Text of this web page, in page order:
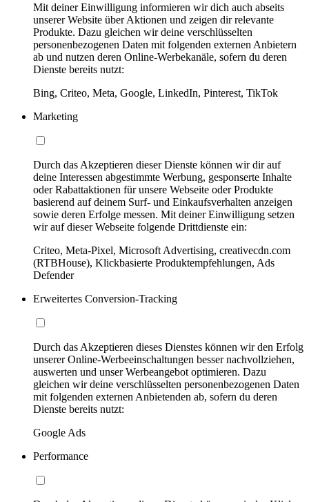
Mit deiner Einwilligung informieren wir dich auch abseits
unserer Website über Aktionen und zeigen dir relevante
Produkte. Dazu gleichen wir deine verschlüsselten
personenbezogenen Daten mit folgenden externen Anbietern
ab und nutzen deren Online-Werbekanäle, sofern du deren
Dienste bereits nutzt:
Bing, Criteo, Meta, Google, LinkedIn, Pinterest, TikTok
Marketing
Durch das Akzeptieren dieser Dienste können wir dir auf
deine Interessen abgestimmte Werbung, gesponserte Inhalte
oder Rabattaktionen für unsere Webseite oder Produkte
basierend auf deinem Surf- und Einkaufsverhalten anzeigen
sowie deren Erfolge messen. Mit deiner Einwilligung setzen
wir auf dieser Webseite folgende Drittdienste ein:
Criteo, Meta-Pixel, Microsoft Advertising, creativecdn.com
(RTBHouse), Klickbasierte Produktempfehlungen, Ads
Defender
Erweitertes Conversion-Tracking
Durch das Akzeptieren dieses Dienstes können wir den Erfolg
unserer Online-Werbeeinschaltungen besser nachvollziehen,
auswerten und unser Werbeangebot optimieren. Dazu
gleichen wir deine verschlüsselten personenbezogenen Daten
mit folgenden externen Anbietenden ab, sofern du deren
Dienste bereits nutzt:
Google Ads
Performance